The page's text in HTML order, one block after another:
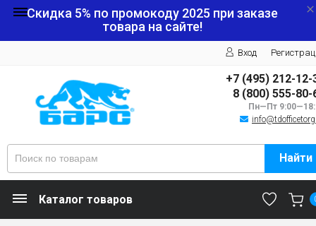
Скидка 5% по промокоду 2025 при заказе
товара на сайте!
Вход
+7 (495) 212-12-
8 (800) 555-80-
Пн—Пт
Найти
Каталог товаров